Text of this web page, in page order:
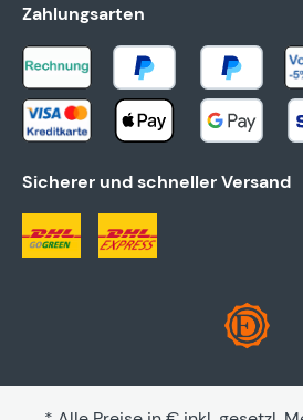
Zahlungsarten
Sicherer und schneller Versand